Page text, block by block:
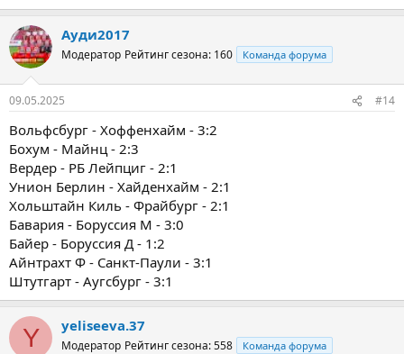
Ауди2017
Модератор Рейтинг сезона: 160 Команда форума
09.05.2025 #14
Вольфсбург - Хоффенхайм - 3:2
Бохум - Майнц - 2:3
Вердер - РБ Лейпциг - 2:1
Унион Берлин - Хайденхайм - 2:1
Хольштайн Киль - Фрайбург - 2:1
Бавария - Боруссия М - 3:0
Байер - Боруссия Д - 1:2
Айнтрахт Ф - Санкт-Паули - 3:1
Штутгарт - Аугсбург - 3:1
Y yeliseeva.37
Модератор Рейтинг сезона: 558 Команда форума